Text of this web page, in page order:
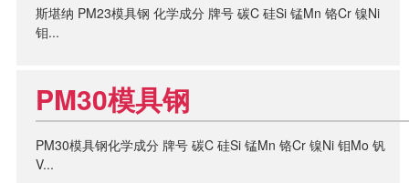
斯堪纳 PM23模具钢 化学成分 牌号 碳C 硅Si 锰Mn 铬Cr 镍Ni
钼...
PM30模具钢
PM30模具钢化学成分 牌号 碳C 硅Si 锰Mn 铬Cr 镍Ni 钼Mo 钒
V...